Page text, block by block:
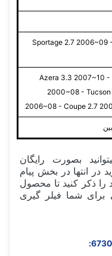
Sportage 2.7 2006~09
Azera 3.3 2007~10 -
2000~08 -
2006~08 - Coupe 2.7
بصورت رایگان
در انتها در بخش پیام
را ذکر کنید تا محصول
شما فیلر گیری